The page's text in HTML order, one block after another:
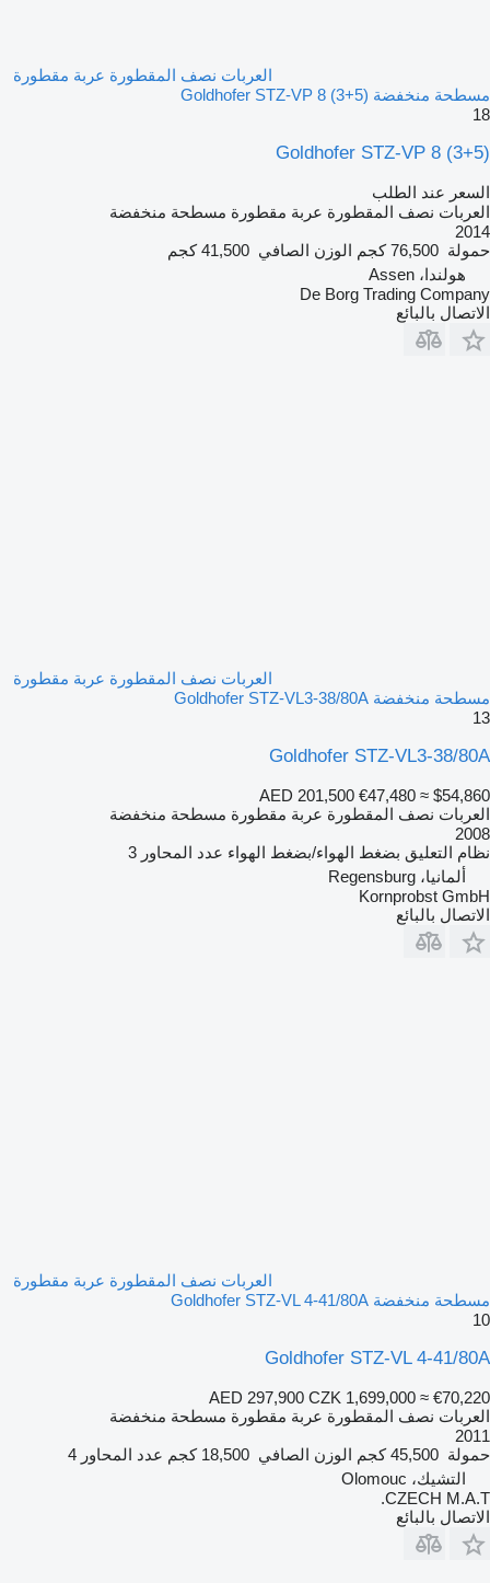
العربات نصف المقطورة عربة مقطورة
مسطحة منخفضة Goldhofer STZ-VP 8 (3+5)
18
Goldhofer STZ-VP 8 (3+5)
السعر عند الطلب
العربات نصف المقطورة عربة مقطورة مسطحة منخفضة
2014
حمولة 76,500 كجم الوزن الصافي 41,500 كجم
هولندا، Assen
De Borg Trading Company
الاتصال بالبائع
العربات نصف المقطورة عربة مقطورة
مسطحة منخفضة Goldhofer STZ-VL3-38/80A
13
Goldhofer STZ-VL3-38/80A
AED 201,500 €47,480 ≈ $54,860
العربات نصف المقطورة عربة مقطورة مسطحة منخفضة
2008
نظام التعليق بضغط الهواء/بضغط الهواء عدد المحاور 3
ألمانيا، Regensburg
Kornprobst GmbH
الاتصال بالبائع
العربات نصف المقطورة عربة مقطورة
مسطحة منخفضة Goldhofer STZ-VL 4-41/80A
10
Goldhofer STZ-VL 4-41/80A
AED 297,900 CZK 1,699,000 ≈ €70,220
العربات نصف المقطورة عربة مقطورة مسطحة منخفضة
2011
حمولة 45,500 كجم الوزن الصافي 18,500 كجم عدد المحاور 4
التشيك، Olomouc
CZECH M.A.T.
الاتصال بالبائع